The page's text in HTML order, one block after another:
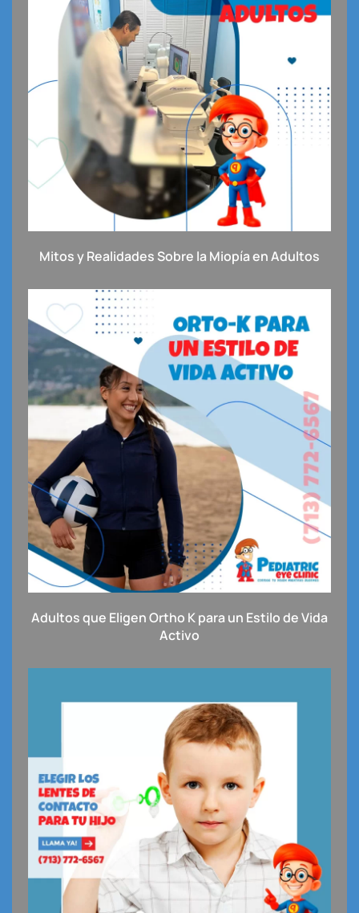
Mitos y Realidades Sobre la Miopía en Adultos
Adultos que Eligen Ortho K para un Estilo de Vida
Activo